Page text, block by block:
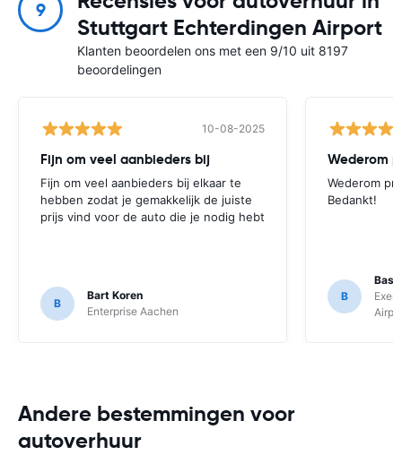
9
Stuttgart Echterdingen Airport
Klanten beoordelen ons met een 9/10 uit 8197
beoordelingen
10-08-2025
Fijn om veel aanbieders bij
Fijn om veel aanbieders bij elkaar te
hebben zodat je gemakkelijk de juiste
prijs vind voor de auto die je nodig hebt
B
Bart Koren
Enterprise Aachen
Wederom
Wederom
Bedankt!
B
Bas
Exer
Andere bestemmingen voor
autoverhuur